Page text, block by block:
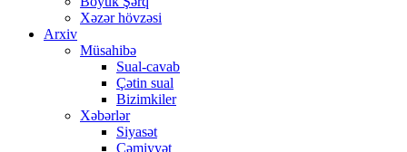
Xəzər hövzəsi
Arxiv
Müsahibə
Sual-cavab
Çətin sual
Bizimkiler
Xəbərlər
Siyasət
Cəmiyyət